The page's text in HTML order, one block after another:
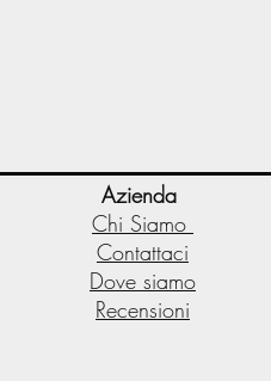
Azienda
Chi Siamo
Contattaci
Dove siamo
Recensioni